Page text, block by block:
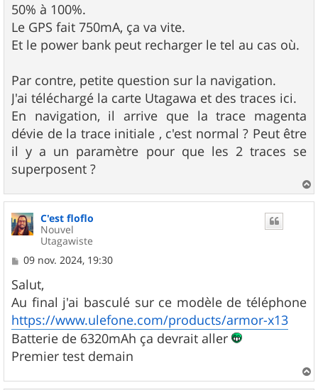
50% à 100%.
Le GPS fait 750mA, ça va vite.
Et le power bank peut recharger le tel au cas où.
Par contre, petite question sur la navigation.
J'ai téléchargé la carte Utagawa et des traces ici.
En navigation, il arrive que la trace magenta
dévie de la trace initiale , c'est normal ? Peut être
il y a un paramètre pour que les 2 traces se
superposent ?
a
C'est floflo
Nouvel
Utagawiste
M
s
s
a
g
e
09 nov. 2024, 19:30
Salut,
Au final j'ai basculé sur ce modèle de téléphone
https://www.ulefone.com/products/armor-x13
Batterie de 6320mAh ça devrait aller
Premier test demain
a